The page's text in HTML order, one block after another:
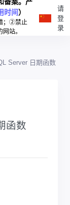
时间）
；②禁止
站。
请
登
录
Server 日期函数
函数